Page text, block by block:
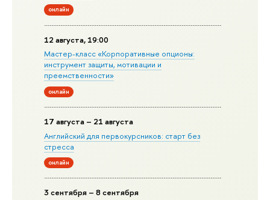
онлайн
12 августа, 19:00
Мастер-класс «Корпоративные опционы:
инструмент защиты, мотивации и
преемственности»
онлайн
17 августа – 21 августа
Английский для первокурсников: старт без
стресса
онлайн
3 сентября – 8 сентября